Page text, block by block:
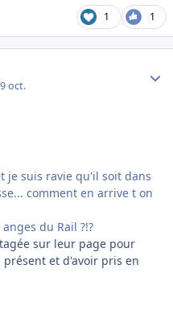
1 1
oct.
je suis ravie qu'il soit dans
comment en arrive t on
du Rail ?!?
sur leur page pour
et d'avoir pris en